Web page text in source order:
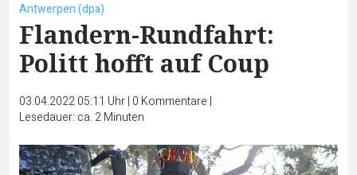
Antwerpen (dpa)
Flandern-Rundfahrt:
Politt hofft auf Coup
03.04.2022 05:11 Uhr| 0 Kommentare |
Lesedauer: ca. 2 Minuten